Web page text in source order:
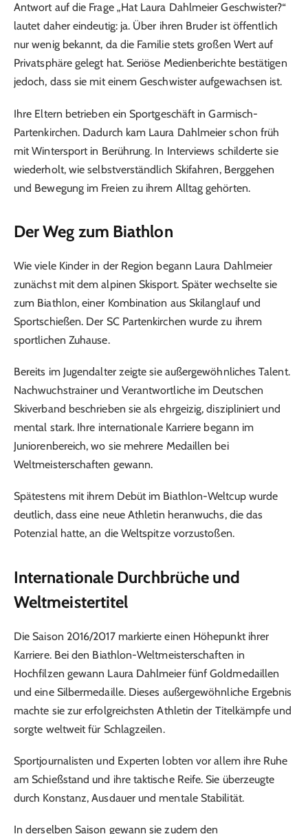
Antwort auf die Frage „Hat Laura Dahlmeier Geschwister?“
lautet daher eindeutig: ja. Über ihren Bruder ist öffentlich
nur wenig bekannt, da die Familie stets großen Wert auf
Privatsphäre gelegt hat. Seriöse Medienberichte bestätigen
jedoch, dass sie mit einem Geschwister aufgewachsen ist.
Ihre Eltern betrieben ein Sportgeschäft in Garmisch-
Partenkirchen. Dadurch kam Laura Dahlmeier schon früh
mit Wintersport in Berührung. In Interviews schilderte sie
wiederholt, wie selbstverständlich Skifahren, Berggehen
und Bewegung im Freien zu ihrem Alltag gehörten.
Der Weg zum Biathlon
Wie viele Kinder in der Region begann Laura Dahlmeier
zunächst mit dem alpinen Skisport. Später wechselte sie
zum Biathlon, einer Kombination aus Skilanglauf und
Sportschießen. Der SC Partenkirchen wurde zu ihrem
sportlichen Zuhause.
Bereits im Jugendalter zeigte sie außergewöhnliches Talent.
Nachwuchstrainer und Verantwortliche im Deutschen
Skiverband beschrieben sie als ehrgeizig, diszipliniert und
mental stark. Ihre internationale Karriere begann im
Juniorenbereich, wo sie mehrere Medaillen bei
Weltmeisterschaften gewann.
Spätestens mit ihrem Debüt im Biathlon-Weltcup wurde
deutlich, dass eine neue Athletin heranwuchs, die das
Potenzial hatte, an die Weltspitze vorzustoßen.
Internationale Durchbrüche und
Weltmeistertitel
Die Saison 2016/2017 markierte einen Höhepunkt ihrer
Karriere. Bei den Biathlon-Weltmeisterschaften in
Hochfilzen gewann Laura Dahlmeier fünf Goldmedaillen
und eine Silbermedaille. Dieses außergewöhnliche Ergebnis
machte sie zur erfolgreichsten Athletin der Titelkämpfe und
sorgte weltweit für Schlagzeilen.
Sportjournalisten und Experten lobten vor allem ihre Ruhe
am Schießstand und ihre taktische Reife. Sie überzeugte
durch Konstanz, Ausdauer und mentale Stabilität.
In derselben Saison gewann sie zudem den